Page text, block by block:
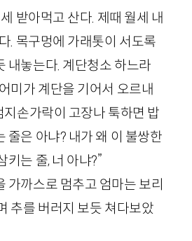
받아먹고 산다. 제때 월세 내
. 목구멍에 가래톳이 서도록
내놓는다. 계단청소 하느라
미가 계단을 기어서 오르내
지손가락이 고장나 툭하면 밥
줄은 아냐? 내가 왜 이 불쌍한
키는 줄, 너 아냐?”
가까스로 멈추고 엄마는 보리
추를 버러지 보듯 쳐다보았